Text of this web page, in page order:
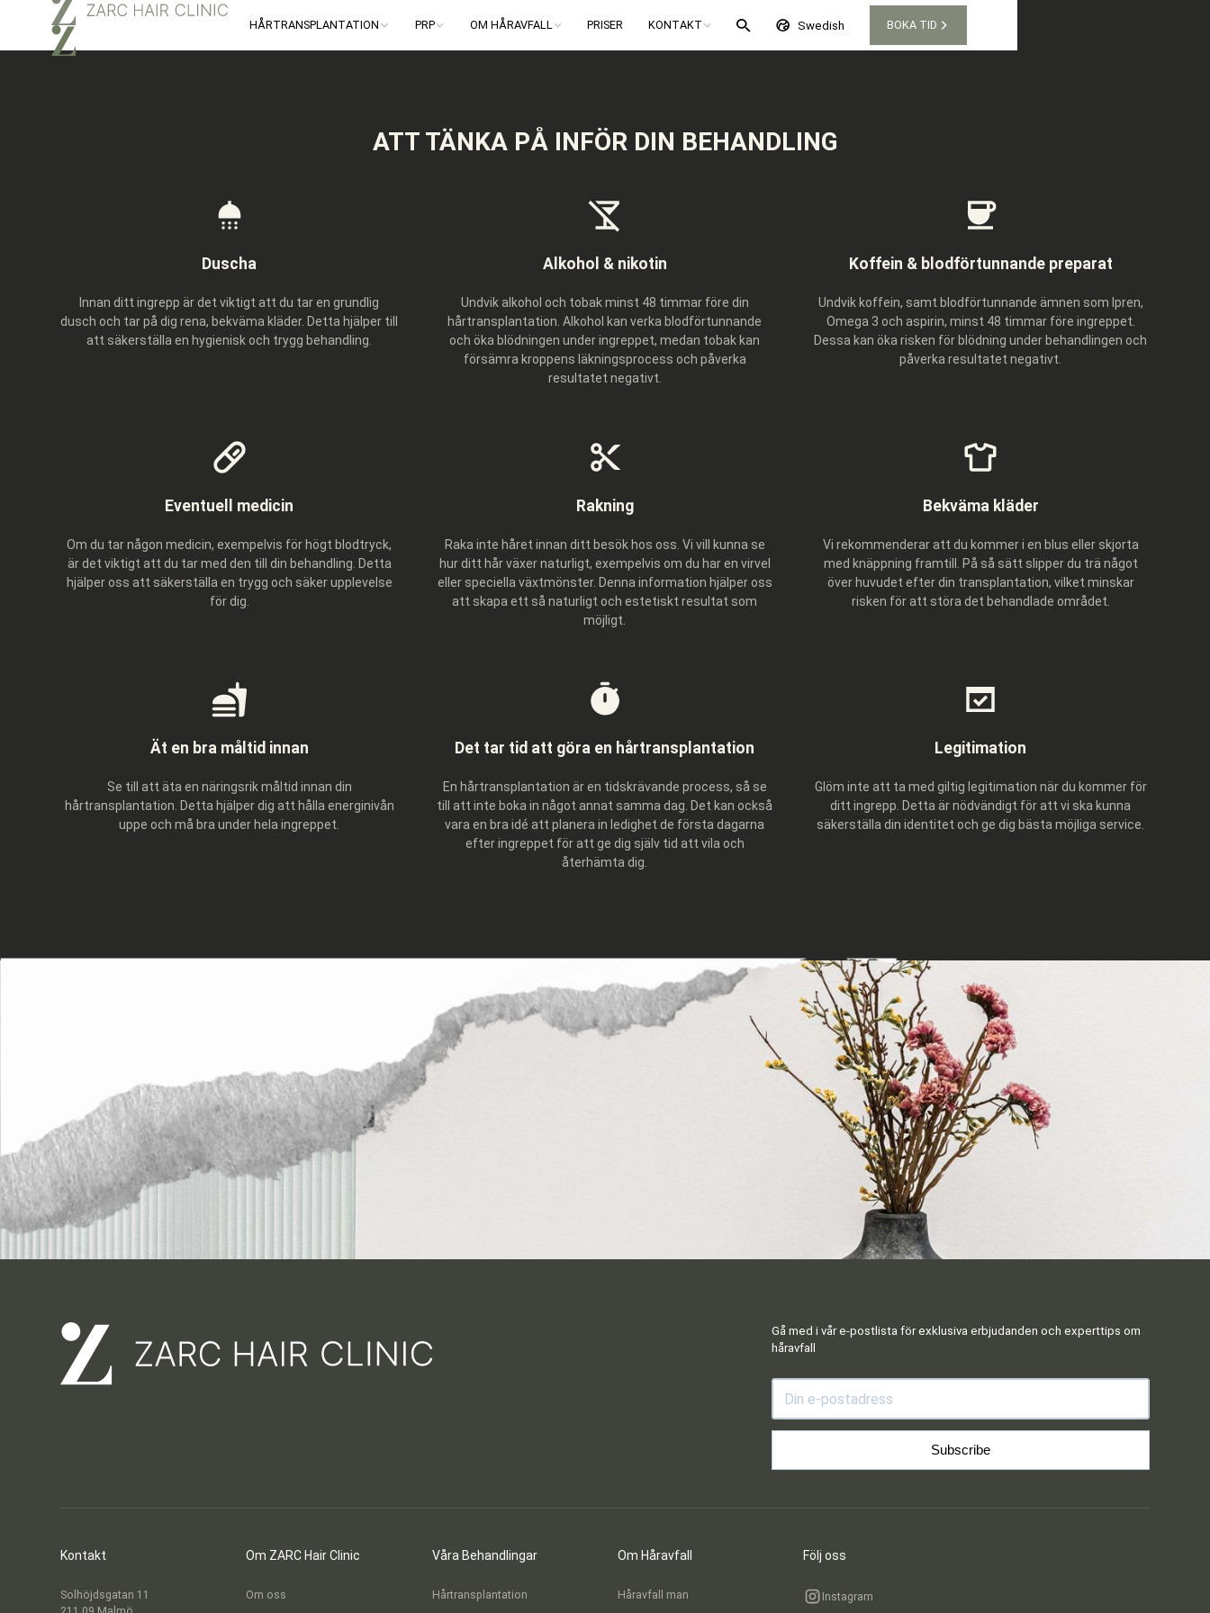
HÅRTRANSPLANTATION PRP OM HÅRAVFALL PRISER KONTAKT Swedish BOKA TID
ATT TÄNKA PÅ INFÖR DIN BEHANDLING
Duscha
Innan ditt ingrepp är det viktigt att du tar en grundlig
dusch och tar på dig rena, bekväma kläder. Detta hjälper till
att säkerställa en hygienisk och trygg behandling.
Alkohol & nikotin
Undvik alkohol och tobak minst 48 timmar före din
hårtransplantation. Alkohol kan verka blodförtunnande
och öka blödningen under ingreppet, medan tobak kan
försämra kroppens läkningsprocess och påverka
resultatet negativt.
Koffein & blodförtunnande preparat
Undvik koffein, samt blodförtunnande ämnen som Ipren,
Omega 3 och aspirin, minst 48 timmar före ingreppet.
Dessa kan öka risken för blödning under behandlingen och
påverka resultatet negativt.
Eventuell medicin
Om du tar någon medicin, exempelvis för högt blodtryck,
är det viktigt att du tar med den till din behandling. Detta
hjälper oss att säkerställa en trygg och säker upplevelse
för dig.
Rakning
Raka inte håret innan ditt besök hos oss. Vi vill kunna se
hur ditt hår växer naturligt, exempelvis om du har en virvel
eller speciella växtmönster. Denna information hjälper oss
att skapa ett så naturligt och estetiskt resultat som
möjligt.
Bekväma kläder
Vi rekommenderar att du kommer i en blus eller skjorta
med knäppning framtill. På så sätt slipper du trä något
över huvudet efter din transplantation, vilket minskar
risken för att störa det behandlade området.
Ät en bra måltid innan
Se till att äta en näringsrik måltid innan din
hårtransplantation. Detta hjälper dig att hålla energinivån
uppe och må bra under hela ingreppet.
Det tar tid att göra en hårtransplantation
En hårtransplantation är en tidskrävande process, så se
till att inte boka in något annat samma dag. Det kan också
vara en bra idé att planera in ledighet de första dagarna
efter ingreppet för att ge dig själv tid att vila och
återhämta dig.
Legitimation
Glöm inte att ta med giltig legitimation när du kommer för
ditt ingrepp. Detta är nödvändigt för att vi ska kunna
säkerställa din identitet och ge dig bästa möjliga service.
Gå med i vår e-postlista för exklusiva erbjudanden och experttips om
håravfall
Subscribe
Kontakt
Solhöjdsgatan 11
Om ZARC Hair Clinic
Om oss
Våra Behandlingar
Hårtransplantation
Om Håravfall
Håravfall man
Följ oss
Instagram